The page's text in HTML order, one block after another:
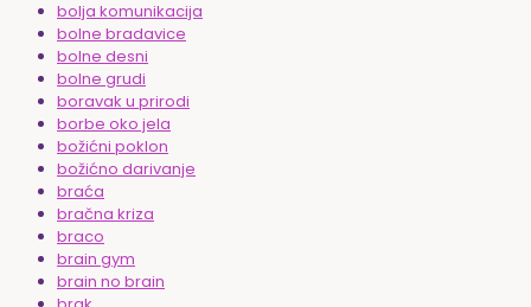
bolja komunikacija
bolne bradavice
bolne desni
bolne grudi
boravak u prirodi
borbe oko jela
božićni poklon
božićno darivanje
braća
bračna kriza
braco
brain gym
brain no brain